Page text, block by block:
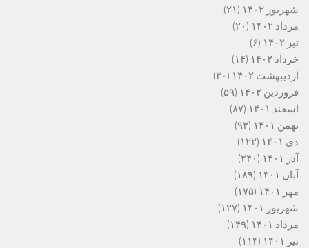
شهریور ۱۴۰۲
(۲۱)
مرداد ۱۴۰۲
(۲۰)
تیر ۱۴۰۲
(۶)
خرداد ۱۴۰۲
(۱۴)
اردیبهشت ۱۴۰۲
(۳۰)
فروردین ۱۴۰۲
(۵۹)
اسفند ۱۴۰۱
(۸۷)
بهمن ۱۴۰۱
(۹۳)
دی ۱۴۰۱
(۱۲۲)
آذر ۱۴۰۱
(۲۴۰)
آبان ۱۴۰۱
(۱۸۹)
مهر ۱۴۰۱
(۱۷۵)
شهریور ۱۴۰۱
(۱۲۷)
مرداد ۱۴۰۱
(۱۴۹)
تیر ۱۴۰۱
(۱۱۴)